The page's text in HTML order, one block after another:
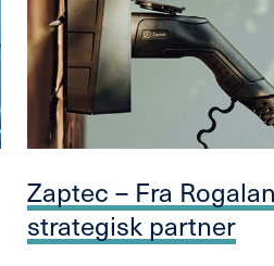
Zaptec – Fra
strategisk partner